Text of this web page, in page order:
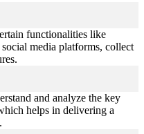
functionalities like
media platforms, collect
and analyze the key
helps in delivering a